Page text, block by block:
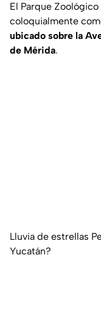
El Parque
coloquialmente
ubicado sobre la
de Mérida.
Lluvia de estrellas
Yucatán?